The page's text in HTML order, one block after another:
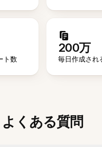
ト数
200万
毎日作成され
よくある質問